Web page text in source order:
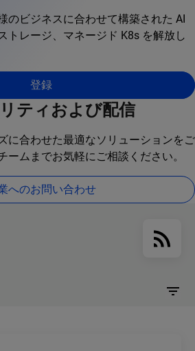
のビジネスに合わせて構築された AI
トレージ、マネージド K8s を解放し
登録
ティおよび配信
に合わせた最適なソリューションをご
ームまでお気軽にご相談ください。
へのお問い合わせ